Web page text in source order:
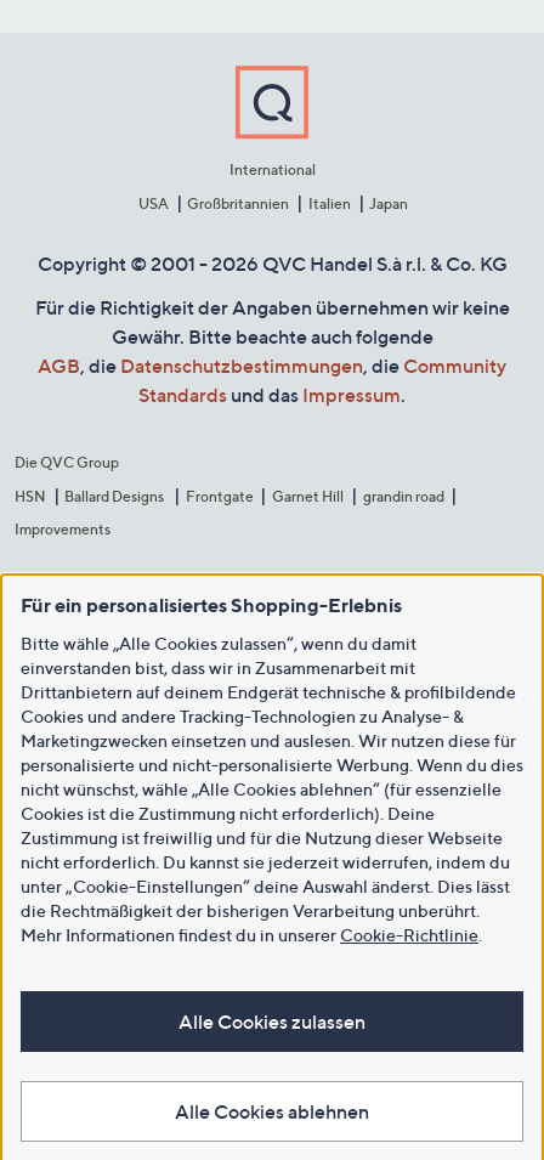
International
USA
Großbritannien Italien Japan
Copyright © 2001 - 2026 QVC Handel S.à r.l. & Co. KG
Für die Richtigkeit der Angaben übernehmen wir keine
Gewähr. Bitte beachte auch folgende
AGB, die Datenschutzbestimmungen, die Community
Standards und das Impressum.
Die QVC Group
HSN
Ballard Designs Frontgate Garnet Hill
grandin road
Improvements
Für ein personalisiertes Shopping-Erlebnis
Bitte wähle „Alle Cookies zulassen“, wenn du damit
einverstanden bist, dass wir in Zusammenarbeit mit
Drittanbietern auf deinem Endgerät technische & profilbildende
Cookies und andere Tracking-Technologien zu Analyse- &
Marketingzwecken einsetzen und auslesen. Wir nutzen diese für
personalisierte und nicht-personalisierte Werbung. Wenn du dies
nicht wünschst, wähle „Alle Cookies ablehnen“ (für essenzielle
Cookies ist die Zustimmung nicht erforderlich). Deine
Zustimmung ist freiwillig und für die Nutzung dieser Webseite
nicht erforderlich. Du kannst sie jederzeit widerrufen, indem du
unter „Cookie-Einstellungen“ deine Auswahl änderst. Dies lässt
die Rechtmäßigkeit der bisherigen Verarbeitung unberührt.
Mehr Informationen findest du in unsererCookie-Richtlinie
Alle Cookies zulassen
Alle Cookies ablehnen